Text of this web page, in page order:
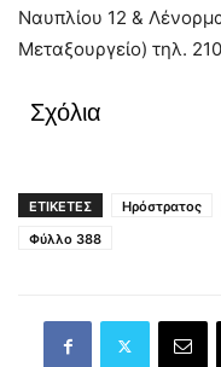
Ναυπλίου 12 &
Μεταξουργείο) τηλ.
Σχόλια
ΕΤΙΚΕΤΕΣ Ηρόστρατος
Φύλλο 388